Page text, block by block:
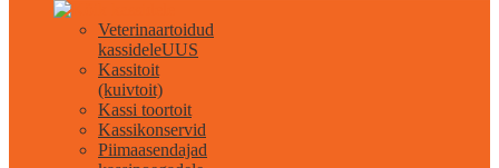
Veterinaartoidud
kassideleUUS
Kassitoit
(kuivtoit)
Kassi toortoit
Kassikonservid
Piimaasendajad